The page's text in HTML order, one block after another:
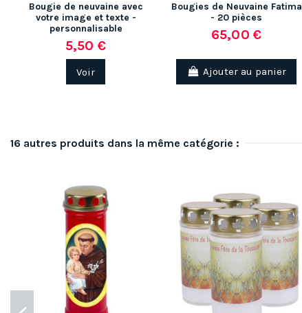
Bougie de neuvaine avec
votre image et texte -
personnalisable
5,50 €
Voir
Bougies de Neuvaine Fatima
- 20 pièces
65,00 €
Ajouter au panier
16 autres produits dans la même catégorie :